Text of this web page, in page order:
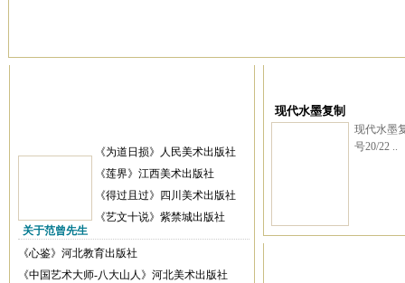
关于范曾先生
《为道日损》人民美术出版社
《莲界》江西美术出版社
《得过且过》四川美术出版社
《艺文十说》紫禁城出版社
《心鉴》河北教育出版社
《中国艺术大师-八大山人》河北美术出版社
现代水墨复制
现代水墨
号20/22 ..